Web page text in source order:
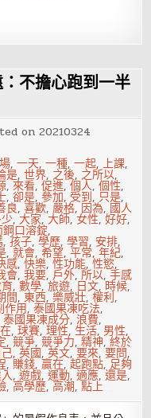
不擔心跑到一半
on20210324
,一天,一種,一起,上課,
是,世界, 之後, 之所以,
,來看,促進,個人,個性,
,卻是,參加, 受到, 只是,
良,喜歡,嚴格, 因為, 國人
,大家,大師,女性,好好,
鋼口溶錠,
,孩子,學歷,學習, 安排,
,就會,希望,平常,年紀,
感,快樂,性功能,性慾,
會,我要,戶外,所以,手感
,數學,旅遊, 日文, 時候,
間,東西,樂威壯,權利,
作用,泰國果凍吃法,
泰國果凍成分,浪費,
,球賽,理性,生活, 男性,
,競爭,競爭力,精神,終於
,英國,英文,要來,要問,
, 賺錢,贏在,起跑點, 足夠
,遊戲,運動,適應,還是,
,高學歷,高潮,點上